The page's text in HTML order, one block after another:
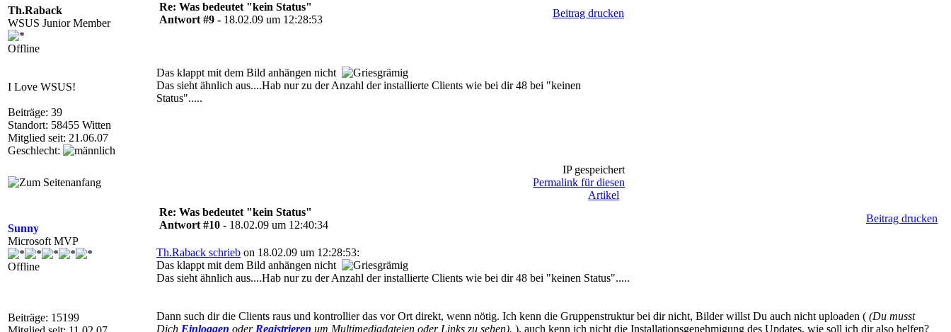
Th.Raback
WSUS Junior Member
Offline
I Love WSUS!
Beiträge: 39
Standort: 58455 Witten
Mitglied seit: 21.06.07
Geschlecht:
Re: Was bedeutet "kein Status"
Antwort #9 - 18.02.09 um 12:28:53
Beitrag drucken
Das klappt mit dem Bild anhängen nicht
Das sieht ähnlich aus....Hab nur zu der Anzahl der installierte Clients wie bei dir 48 bei "keinen
Status".....
IP gespeichert
Permalink für diesen
Artikel
Sunny
Microsoft MVP
Offline
Beiträge: 15199
Re: Was bedeutet "kein Status"
Antwort #10 - 18.02.09 um 12:40:34
Beitrag drucken
Th.Raback schrieb on 18.02.09 um 12:28:53:
Das klappt mit dem Bild anhängen nicht
Das sieht ähnlich aus....Hab nur zu der Anzahl der installierte Clients wie bei dir 48 bei "keinen Status".....
Dann such dir die Clients raus und kontrollier das vor Ort direkt, wenn nötig. Ich kenn die Gruppenstruktur bei dir nicht, Bilder willst Du auch nicht uploaden ( (Du musst
Dich Einloggen oder Registrieren um Multimediadateien oder Links zu sehen). ), auch kenn ich nicht die Installationsgenehmigung des Updates, wie soll ich dir also helfen?